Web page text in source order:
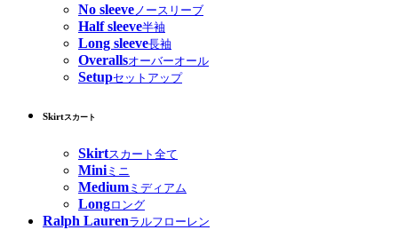
No sleeve ノースリーブ
Half sleeve半袖
Long sleeve長袖
Overallsオーバーオール
Setupセットアップ
Skirtスカート
Skirtスカート全て
Miniミニ
Medium ミディアム
Longロング
Ralph Laurenラルフローレン